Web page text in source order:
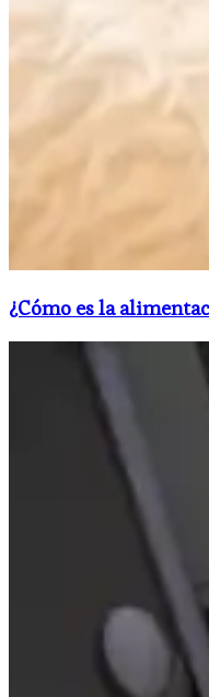
¿Cómo es la